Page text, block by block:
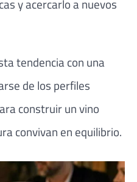
y acercarlo a nuevos
tendencia con una
de los perfiles
construir un vino
convivan en equilibrio.